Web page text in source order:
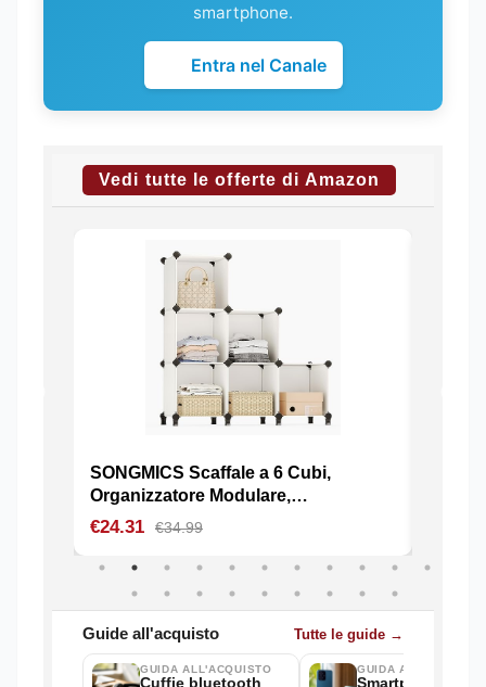
smartphone.
Entra nel Canale